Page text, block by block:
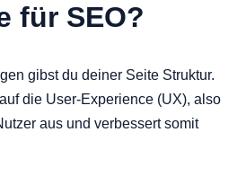
für SEO?
gibst du deiner Seite Struktur.
die User-Experience (UX), also
aus und verbessert somit